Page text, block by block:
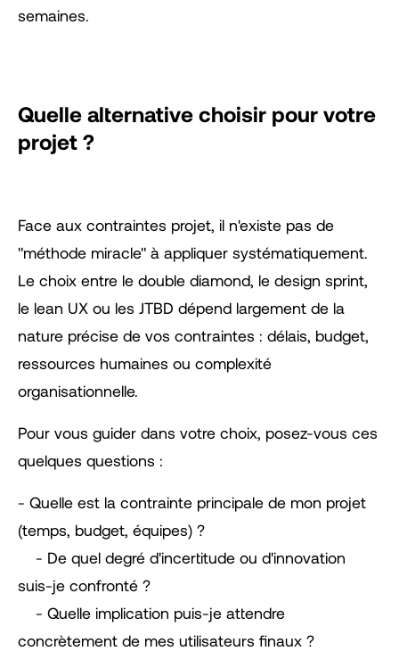
semaines.
Quelle alternative choisir pour votre
projet ?
Face aux contraintes projet, il n'existe pas de
"méthode miracle" à appliquer systématiquement.
Le choix entre le double diamond, le design sprint,
le lean UX ou les JTBD dépend largement de la
nature précise de vos contraintes : délais, budget,
ressources humaines ou complexité
organisationnelle.
Pour vous guider dans votre choix, posez-vous ces
quelques questions :
- Quelle est la contrainte principale de mon projet
(temps, budget, équipes) ?
- De quel degré d'incertitude ou d'innovation
suis-je confronté ?
- Quelle implication puis-je attendre
concrètement de mes utilisateurs finaux ?